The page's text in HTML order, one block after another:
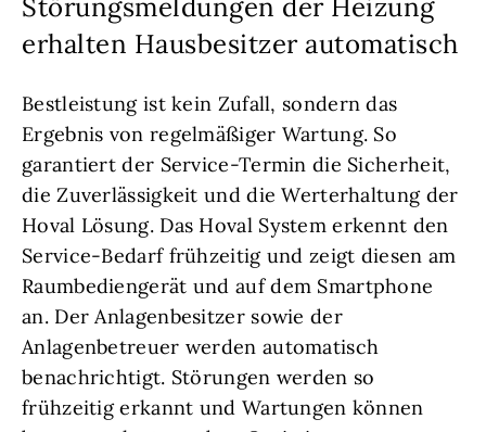
Störungsmeldungen der Heizung
erhalten Hausbesitzer automatisch
Bestleistung ist kein Zufall, sondern das
Ergebnis von regelmäßiger Wartung. So
garantiert der Service-Termin die Sicherheit,
die Zuverlässigkeit und die Werterhaltung der
Hoval Lösung. Das Hoval System erkennt den
Service-Bedarf frühzeitig und zeigt diesen am
Raumbediengerät und auf dem Smartphone
an. Der Anlagenbesitzer sowie der
Anlagenbetreuer werden automatisch
benachrichtigt. Störungen werden so
frühzeitig erkannt und Wartungen können